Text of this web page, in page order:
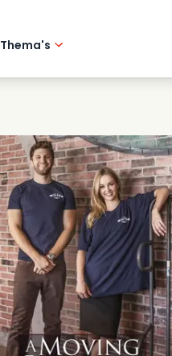
Thema's
Mysteries